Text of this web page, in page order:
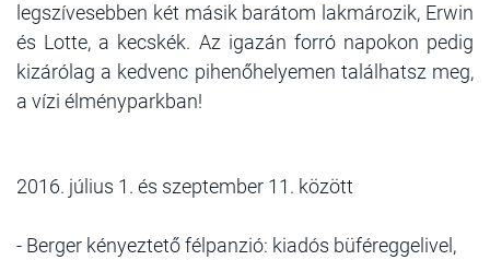
legszívesebben két másik barátom lakmározik, Erwin
és Lotte, a kecskék. Az igazán forró napokon pedig
kizárólag a kedvenc pihenőhelyemen találhatsz meg,
a vízi élményparkban!
2016. július 1. és szeptember 11. között
- Berger kényeztető félpanzió: kiadós büféreggelivel,